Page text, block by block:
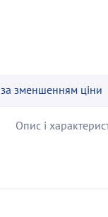
за зменшенням ціни
Опис і